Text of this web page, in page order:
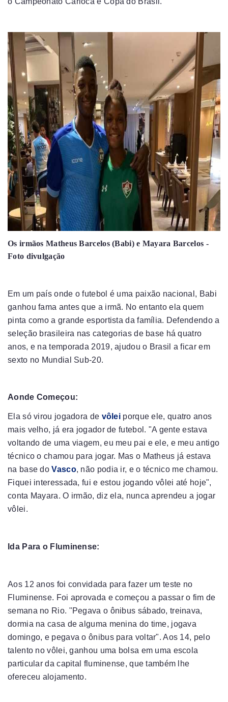
Os irmãos Matheus Barcelos (Babi) e Mayara Barcelos -
Foto divulgação
Em um país onde o futebol é uma paixão nacional, Babi
ganhou fama antes que a irmã. No entanto ela quem
pinta como a grande esportista da família. Defendendo a
seleção brasileira nas categorias de base há quatro
anos, e na temporada 2019, ajudou o Brasil a ficar em
sexto no Mundial Sub-20.
Aonde Começou:
Ela só virou jogadora de vôlei porque ele, quatro anos
mais velho, já era jogador de futebol. "A gente estava
voltando de uma viagem, eu meu pai e ele, e meu antigo
técnico o chamou para jogar. Mas o Matheus já estava
na base doVasco, não podia ir, e o técnico me chamou.
Fiquei interessada, fui e estou jogando vôlei até hoje",
conta Mayara. O irmão, diz ela, nunca aprendeu a jogar
vôlei.
Ida Para o Fluminense:
Aos 12 anos foi convidada para fazer um teste no
Fluminense. Foi aprovada e começou a passar o fim de
semana no Rio. "Pegava o ônibus sábado, treinava,
dormia na casa de alguma menina do time, jogava
domingo, e pegava o ônibus para voltar". Aos 14, pelo
talento no vôlei, ganhou uma bolsa em uma escola
particular da capital fluminense, que também lhe
ofereceu alojamento.